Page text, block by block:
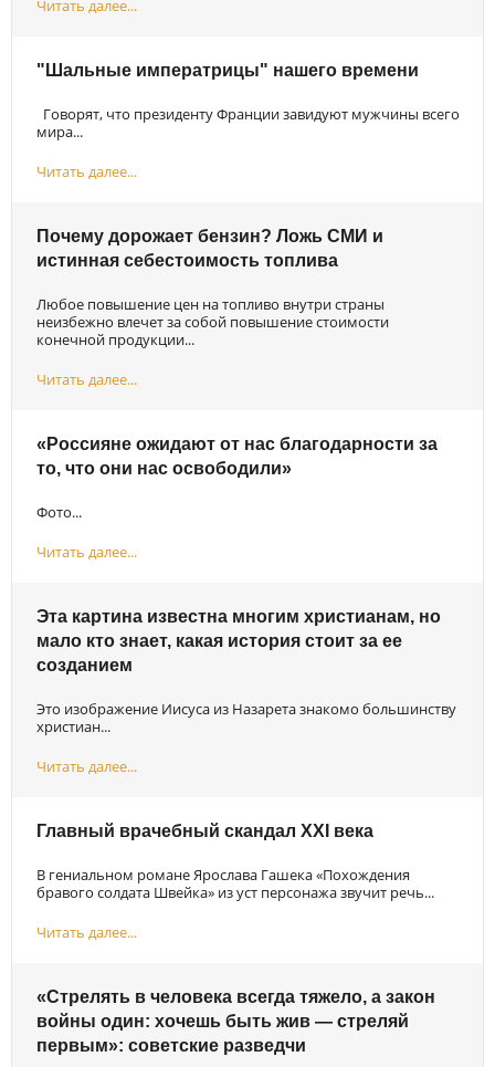
Читать далее...
"Шальные императрицы" нашего времени
Говорят, что президенту Франции завидуют мужчины всего
мира...
Читать далее...
Почему дорожает бензин? Ложь СМИ и
истинная себестоимость топлива
Любое повышение цен на топливо внутри страны
неизбежно влечет за собой повышение стоимости
конечной продукции...
Читать далее...
«Россияне ожидают от нас благодарности за
то, что они нас освободили»
Фото...
Читать далее...
Эта картина известна многим христианам, но
мало кто знает, какая история стоит за ее
созданием
Это изображение Иисуса из Назарета знакомо большинству
христиан...
Читать далее...
Главный врачебный скандал XXI века
В гениальном романе Ярослава Гашека «Похождения
бравого солдата Швейка» из уст персонажа звучит речь...
Читать далее...
«Стрелять в человека всегда тяжело, а закон
войны один: хочешь быть жив — стреляй
первым»: советские разведчи